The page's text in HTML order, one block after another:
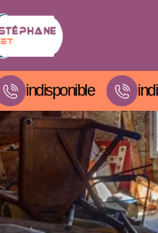
indisponible